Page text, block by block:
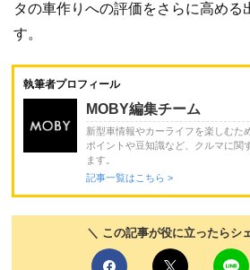
タの車作りへの評価をさらに高める
す。
執筆者プロフィール
MOBY編集チーム
新型車情報やカーライフを楽しむた
ポイントや豆知識など、クルマに関
ます。
記事一覧はこちら >
＼ この記事が役に立ったらシ